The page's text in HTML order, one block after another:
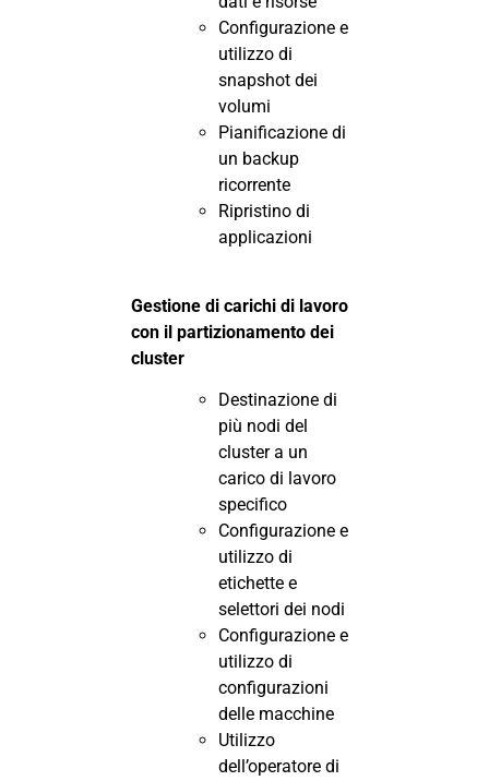
Configurazione e
utilizzo di
snapshot dei
volumi
Pianificazione di
un backup
ricorrente
Ripristino di
applicazioni
Gestione di carichi di lavoro
con il partizionamento dei
cluster
Destinazione di
più nodi del
cluster a un
carico di lavoro
specifico
Configurazione e
utilizzo di
etichette e
selettori dei nodi
Configurazione e
utilizzo di
configurazioni
delle macchine
Utilizzo
dell’operatore di